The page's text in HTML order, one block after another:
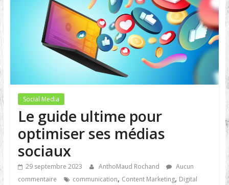
Social Media
Le guide ultime pour
optimiser ses médias
sociaux
29 septembre 2023 AnthoMaud Rochand
Aucun
commentaire
communication, Content Marketing, Digital